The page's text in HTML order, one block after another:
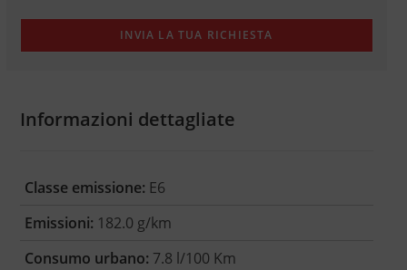
Informazioni dettagliate
Classe emissione: E6
Emissioni: 182.0 g/km
Consumo urbano: 7.8 l/100 Km